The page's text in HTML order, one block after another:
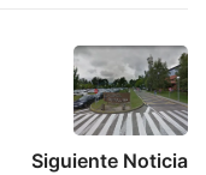
Siguiente Noticia